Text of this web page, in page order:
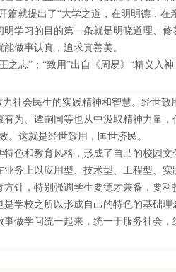
提出了“大学之道，在明明德，在
学习的目的第一条就是明晓道理、
做事认真，追求真善美。
”；“致用”出自《周易》“精义入神
会民生的实践精神和智慧。经世致
为、谭嗣同等也从中汲取精神力量
。这就是经世致用，匡世济民。
和教育风格，形成了自己的校园文
务上以应用型、技术型、工程型、实
，特别强调学生要德才兼备，要科
学校之所以形成自己的特色的基础理
学问统一起来，统一于服务社会，